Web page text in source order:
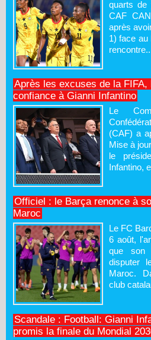
quarts de
CAF
après
1) face au
Après les excuses de la
confiance à Gianni Infantino
Le
(CAF) a
Mise à
le
Infantino,
Officiel : le Barça renonce à
Maroc
Le FC
6 août,
que son
disputer
Maroc.
club
Scandale : Football: Gianni
promis la finale du Mondial